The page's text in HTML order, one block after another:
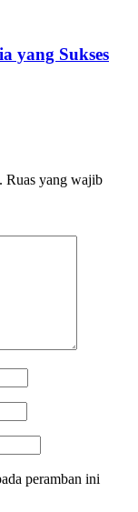
yang Sukses
Ruas yang wajib
peramban ini